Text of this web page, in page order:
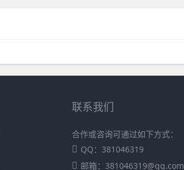
联系我们
合作或咨询可通过如下方式：
QQ：381046319
邮箱：381046319@qq.com